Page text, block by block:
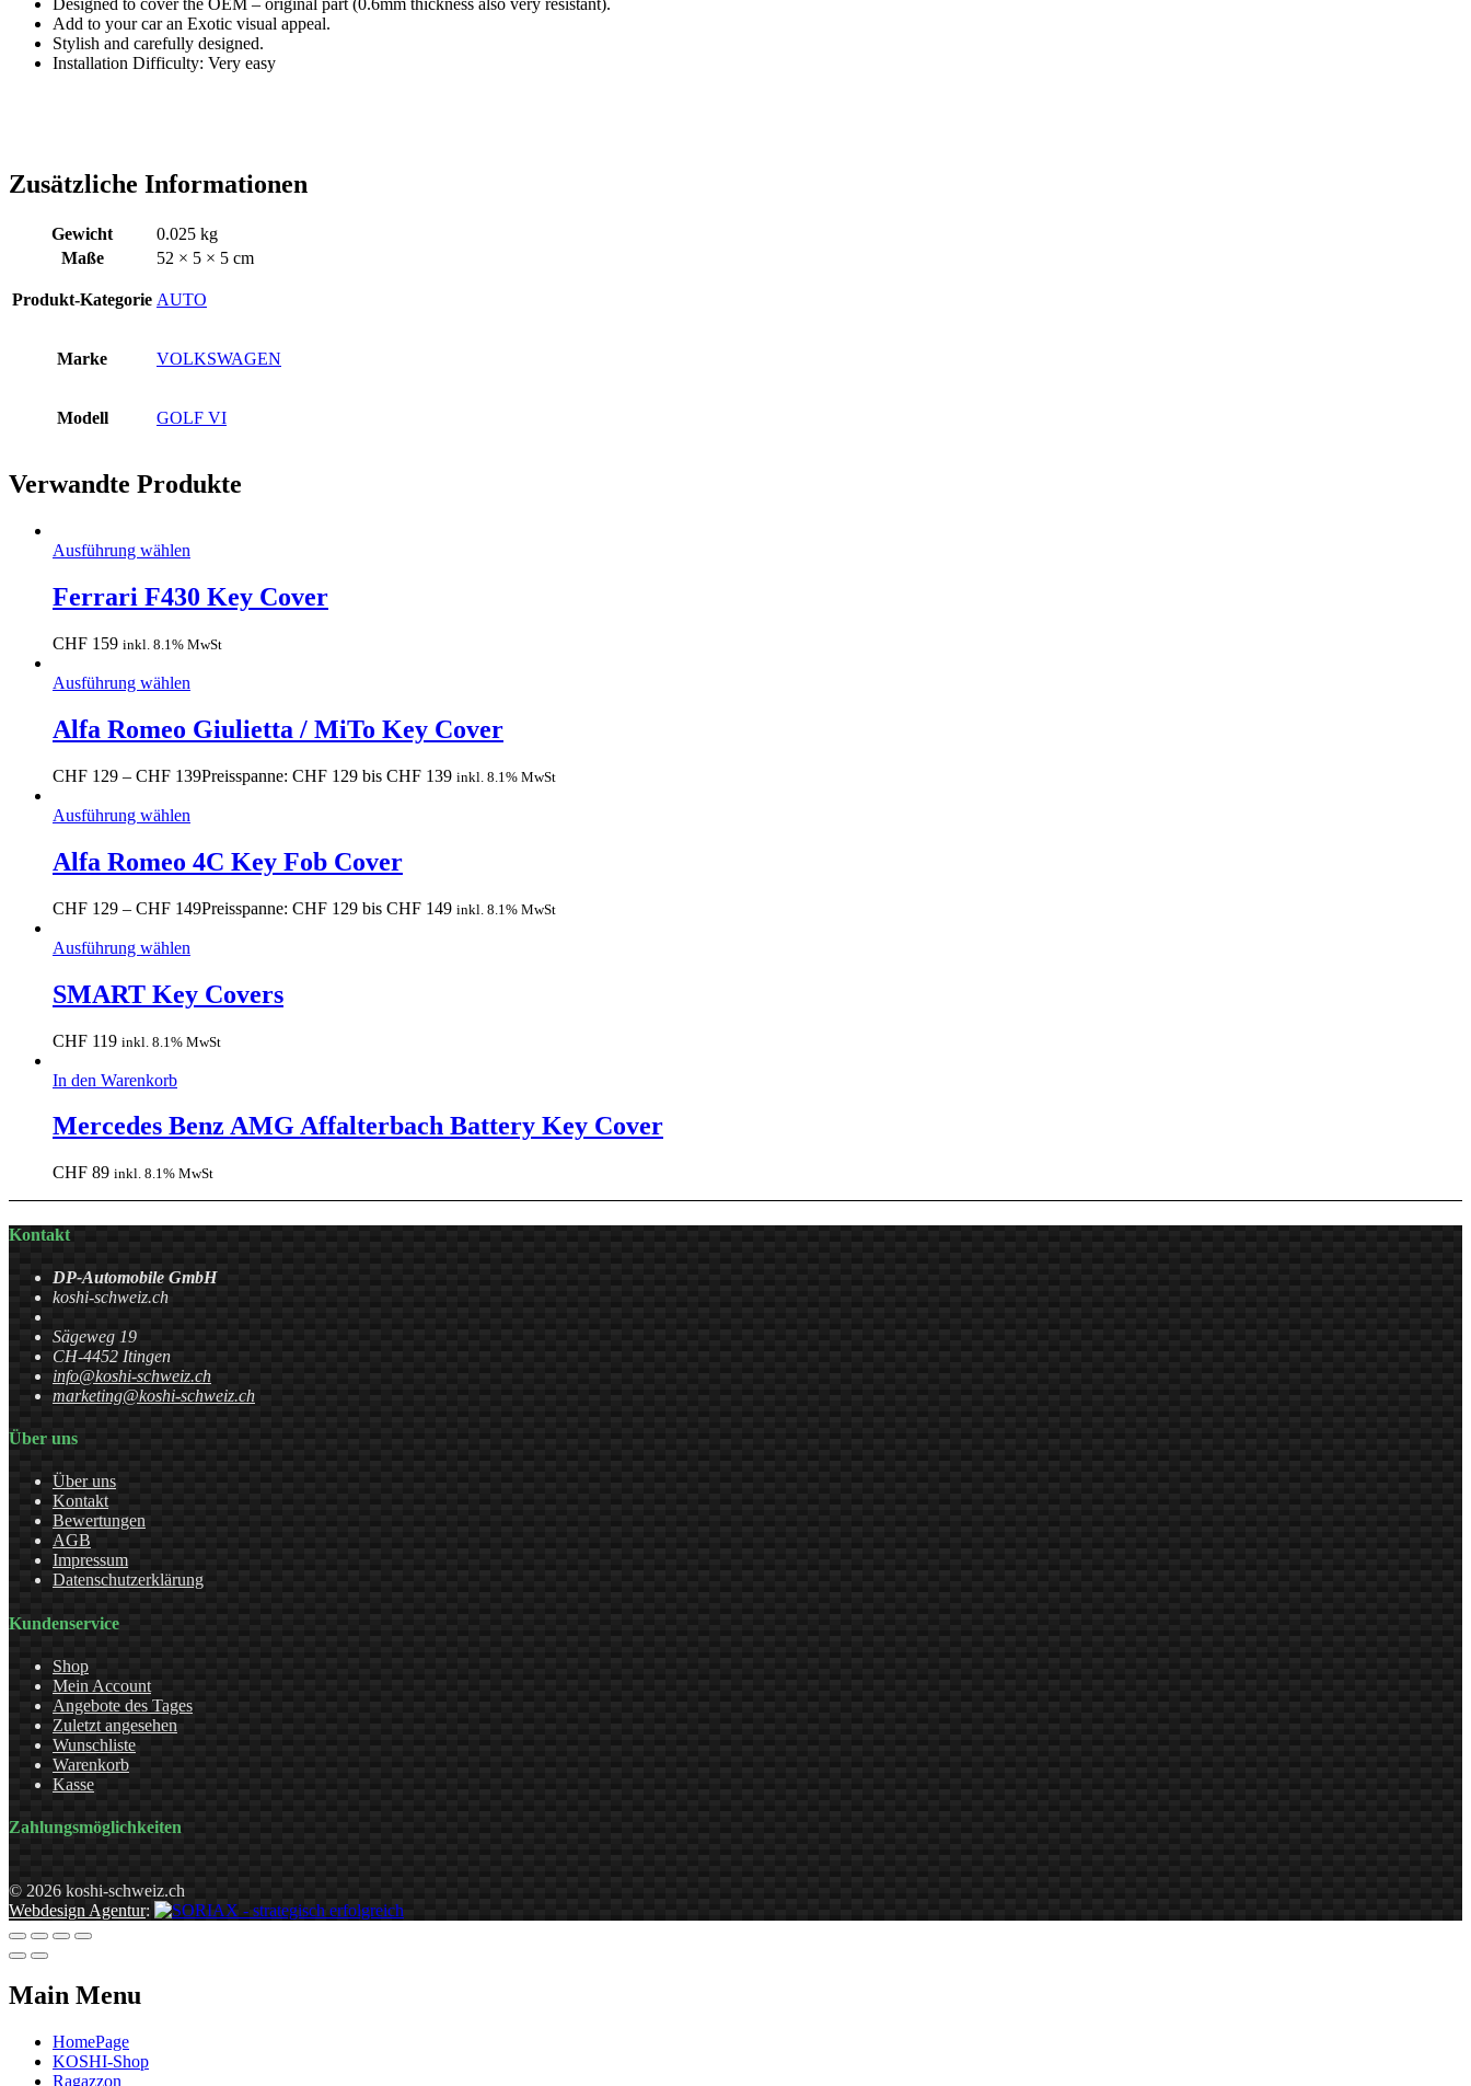
Add to your car an Exotic visual appeal.
Stylish and carefully designed.
Installation Difficulty: Very easy
Zusätzliche Informationen
Gewicht
0.025 kg
Maße
52 × 5 × 5 cm
Produkt-Kategorie AUTO
Marke VOLKSWAGEN
Modell GOLF VI
Verwandte Produkte
Ausführung wählen
Ferrari F430 Key Cover
CHF 159 inkl. 8.1% MwSt
Ausführung wählen
Alfa Romeo Giulietta / MiTo Key Cover
CHF 129 – CHF 139Preisspanne: CHF 129 bis CHF 139 inkl. 8.1% MwSt
Ausführung wählen
Alfa Romeo 4C Key Fob Cover
CHF 129 – CHF 149Preisspanne: CHF 129 bis CHF 149 inkl. 8.1% MwSt
Ausführung wählen
SMART Key Covers
CHF 119 inkl. 8.1% MwSt
In den Warenkorb
Mercedes Benz AMG Affalterbach Battery Key Cover
CHF 89 inkl. 8.1% MwSt
Kontakt
DP-Automobile GmbH
koshi-schweiz.ch
Sägeweg 19
CH-4452 Itingen
info@koshi-schweiz.ch
marketing@koshi-schweiz.ch
Über uns
Über uns
Kontakt
Bewertungen
AGB
Impressum
Datenschutzerklärung
Kundenservice
Shop
Mein Account
Angebote des Tages
Zuletzt angesehen
Wunschliste
Warenkorb
Kasse
Zahlungsmöglichkeiten
© 2026 koshi-schweiz.ch
Webdesign Agentur:
Main Menu
HomePage
KOSHI-Shop
Ragazzon